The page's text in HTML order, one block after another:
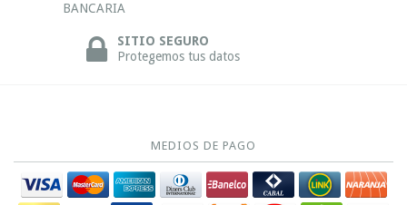
BANCARIA
SITIO SEGURO
Protegemos tus datos
MEDIOS DE PAGO